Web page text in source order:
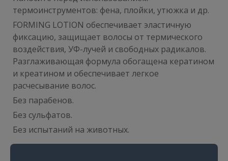
термоинструментов: фена, плойки, утюжка и др.
FORMING LOTION обеспечивает эластичную
фиксацию, защищает волосы от термического
воздействия, УФ-лучей и свободных радикалов.
Разглаживающая формула обогащена кератином
и креатином и обеспечивает легкое
расчесывание волос.
Без парабенов.
Без сульфатов.
Без испытаний на животных.